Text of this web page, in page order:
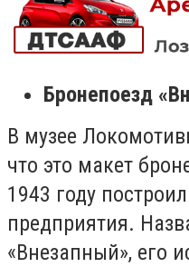
Бронепоезд
В музее
что это макет
1943 году
предприятия.
«Внезапный», его